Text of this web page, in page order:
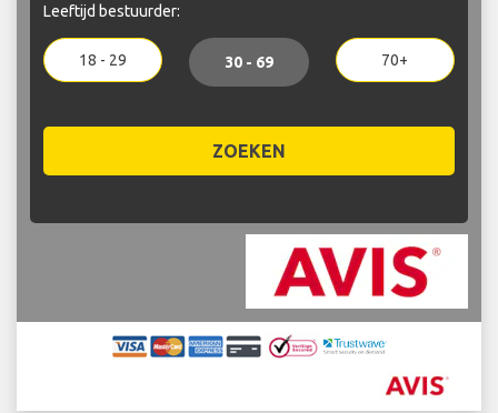
Leeftijd bestuurder:
18 - 29 30 - 69 70+
ZOEKEN